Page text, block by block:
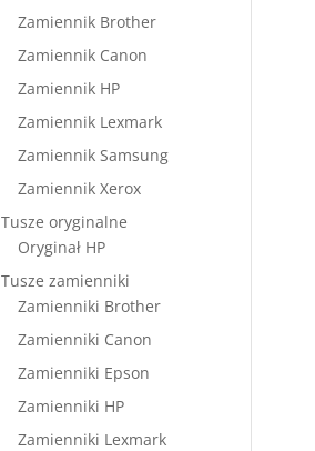
Zamiennik Brother
Zamiennik Canon
Zamiennik HP
Zamiennik Lexmark
Zamiennik Samsung
Zamiennik Xerox
Tusze oryginalne
Oryginał HP
Tusze zamienniki
Zamienniki Brother
Zamienniki Canon
Zamienniki Epson
Zamienniki HP
Zamienniki Lexmark